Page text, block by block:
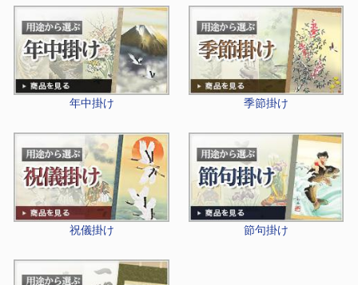
年中掛け 季節掛け
祝儀掛け 節句掛け